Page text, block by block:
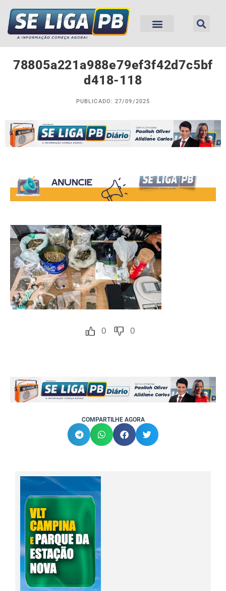
78805a221a988e79ef3f42d7c5bf
d418-118
PUBLICADO: 27/09/2025
0 0
COMPARTILHE AGORA